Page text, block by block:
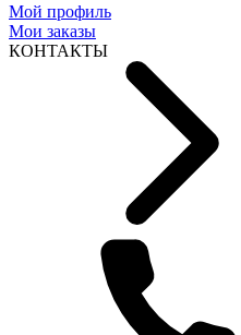
Мой профиль
Мои заказы
КОНТАКТЫ